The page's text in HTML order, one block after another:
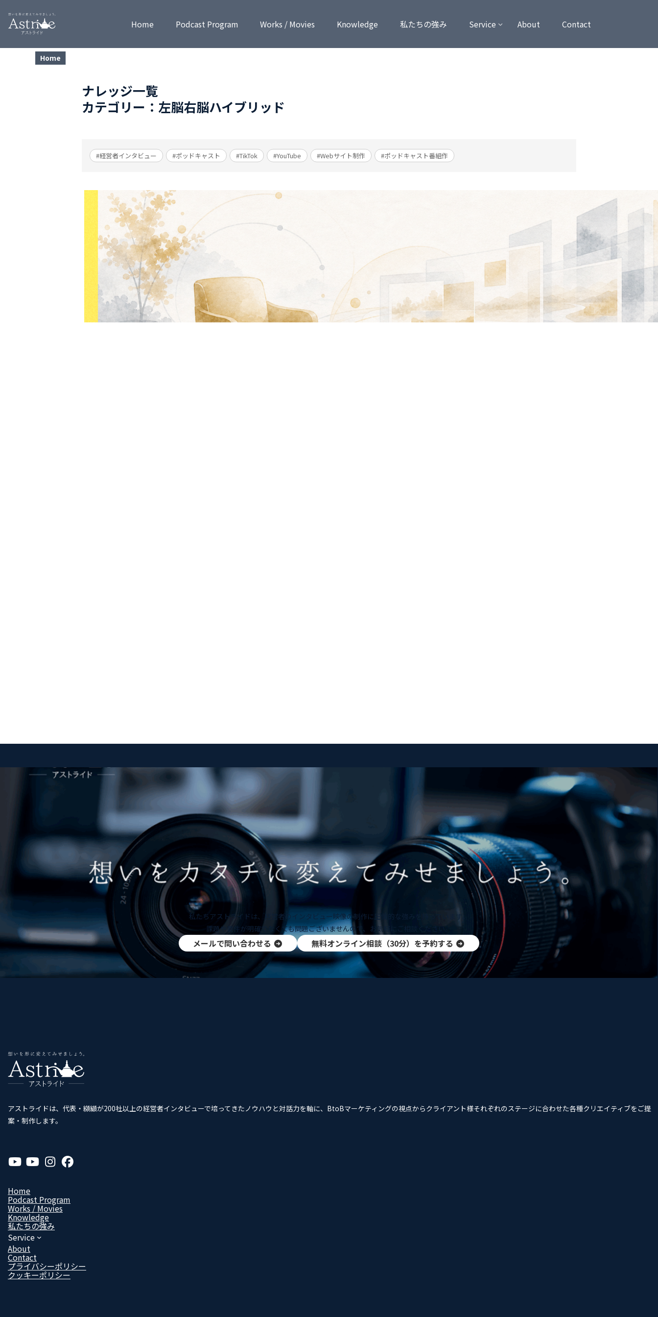
Home
Home Podcast Program Works / Movies Know­ledge 私たちの強み Service About Contact
ナレッジ一覧
カテゴリー：左脳右脳ハイブリッド
#経営者インタビュー #ポッドキャスト #TikTok #YouTube #Webサイト制作 #ポッドキャスト番組作
私たちアストライドは、経営者のインタビュー映像の制作に圧倒的な強みを持っています。
課題や要件が明確でなくても問題ございませんので、お気軽にご相談ください。
メールで問い合わせる 無料オンライン相談（30分）を予約する
アストライドは、代表・纐纈が200社以上の経営者インタビューで培ってきたノウハウと対話力を軸に、BtoBマーケティングの視点からクライアント様それぞれのステージに合わせた各種クリエイティブをご提
案・制作します。
ア
イ
リ
ン
ク
ア
イ
リ
ン
ク
ア
イ
ン
ク
ア
イ
ン
ク
Home
Podcast Program
Works / Movies
Know­ledge
私たちの強み
Service
About
Contact
プライバシーポリシー
クッキーポリシー